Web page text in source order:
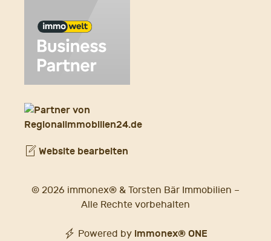
Website bearbeiten
© 2026 immonex® & Torsten Bär Immobilien –
Alle Rechte vorbehalten
Powered by immonex® ONE